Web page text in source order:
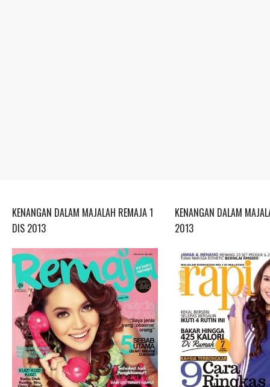
KENANGAN DALAM MAJALAH REMAJA 1
DIS 2013
KENANGAN DALAM
2013